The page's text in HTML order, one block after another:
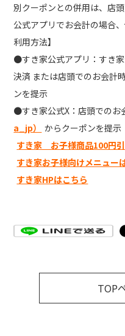
別クーポンとの併用は、店
公式アプリでお会計の場合
利用方法】
●すき家公式アプリ：すき
決済 または店頭でのお会計
ンを提示
●すき家公式X：店頭でのお
a_jp）
からクーポンを提示
すき家 お子様商品100円
すき家お子様向けメニュー
すき家HPはこちら
TOP